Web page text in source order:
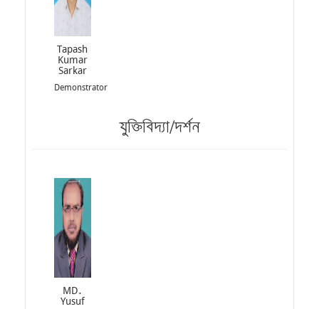
Tapash
Kumar
Sarkar
Demonstrator
যুক্তিবিদ্যা/দর্শন
MD.
Yusuf